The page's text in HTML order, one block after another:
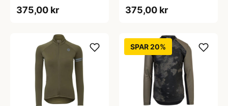
S
375,00 kr
XL
375,00 kr
SPAR 20%